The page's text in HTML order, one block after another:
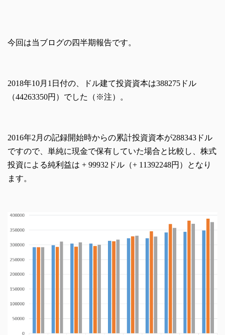
今回は当ブログの四半期報告です。
2018年10月1日付の、ドル建て投資資本は388275ドル
（44263350円）でした（※注）。
2016年2月の記録開始時からの累計投資資本が288343ドル
ですので、単純に現金で保有していた場合と比較し、株式
投資による純利益は + 99932ドル（+ 11392248円）となり
ます。